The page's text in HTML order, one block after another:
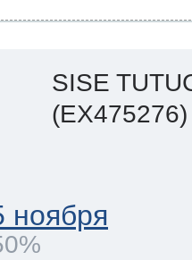
SISE
(EX475276)
ноября